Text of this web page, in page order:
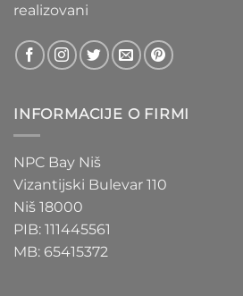
realizovani
INFORMACIJE O FIRMI
NPC Bay Niš
Vizantijski Bulevar 110
Niš 18000
PIB: 111445561
MB: 65415372